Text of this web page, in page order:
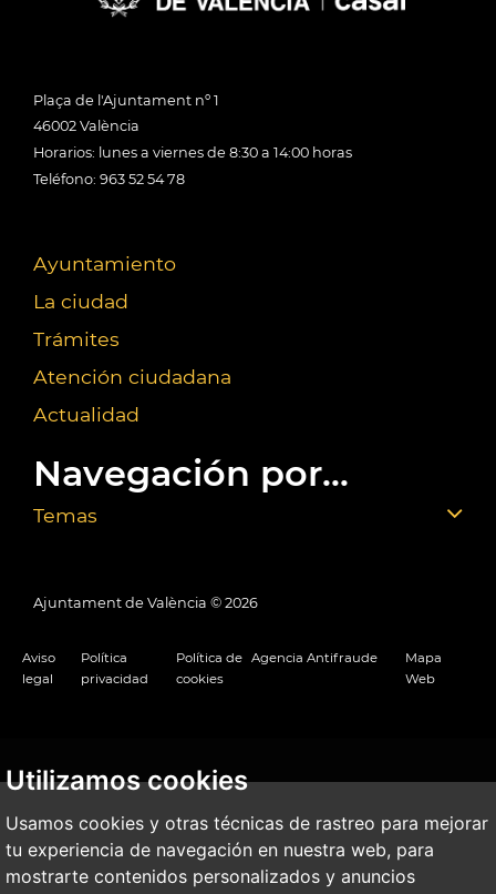
Utilizamos cookies
Usamos cookies y otras técnicas de rastreo para mejorar
tu experiencia de navegación en nuestra web, para
mostrarte contenidos personalizados y anuncios
Plaça de l'Ajuntament nº 1
46002 València
Horarios: lunes a viernes de 8:30 a 14:00 horas
Teléfono: 963 52 54 78
Ayuntamiento
La ciudad
Trámites
Atención ciudadana
Actualidad
Navegación por...
Temas
Ajuntament de València © 2026
Aviso
legal
Política
privacidad
Política de
cookies
Agencia Antifraude
Mapa
Web